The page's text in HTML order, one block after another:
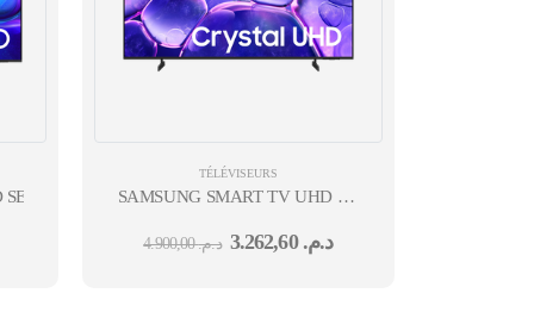
6 55'' 12M
TÉLÉVISEURS
SAMSUNG SMART TV UHD 4K
د.م.4.900,00 د.م. 3.262,60